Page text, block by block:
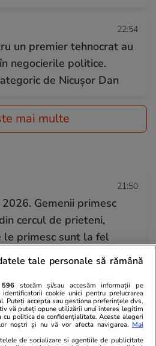
22:54
un premier tehnocrat au
negocierile politice.
de Nicușor Dan
mai multe
21:50
Gemenii primesc
cercul de prieteni,
le primesc sunt la fel
doar patru români.
Bogdan instructoare de
„În niciun caz nu sunt
să facă ceva”
tale personale să rămână
596 stocăm și/sau accesăm informații pe
cookie unici pentru prelucrarea
Puteți accepta sau gestiona preferințele dvs.
vă puteți opune utilizării unui interes legitim
cu politica de confidențialitate. Aceste alegeri
noștri și nu vă vor afecta navigarea. Mai
de socializare si agentiile de publicitate